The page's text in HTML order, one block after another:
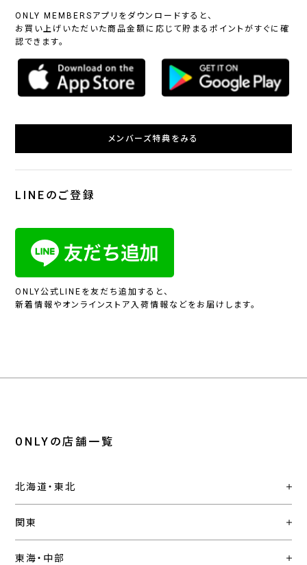
ONLY MEMBERSアプリをダウンロードすると、
お買い上げいただいた商品金額に応じて貯まるポイントがすぐに確
認できます。
メンバーズ特典をみる
LINEのご登録
ONLY公式LINEを友だち追加すると、
新着情報やオンラインストア入荷情報などをお届けします。
ONLYの店舗一覧
北海道・東北
関東
東海・中部